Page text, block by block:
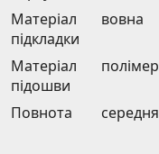
Матеріал
підкладки
вовна
Матеріал
підошви
полімер
Повнота